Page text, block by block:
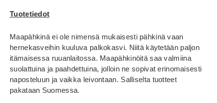
Tuotetiedot
Maapähkinä ei ole nimensä mukaisesti pähkinä vaan
hernekasveihin kuuluva palkokasvi. Niitä käytetään paljon
itämaisessa ruuanlaitossa. Maapähkinöitä saa valmiina
suolattuina ja paahdettuina, jolloin ne sopivat erinomaisesti
naposteluun ja vaikka leivontaan. Salliselta tuotteet
pakataan Suomessa.